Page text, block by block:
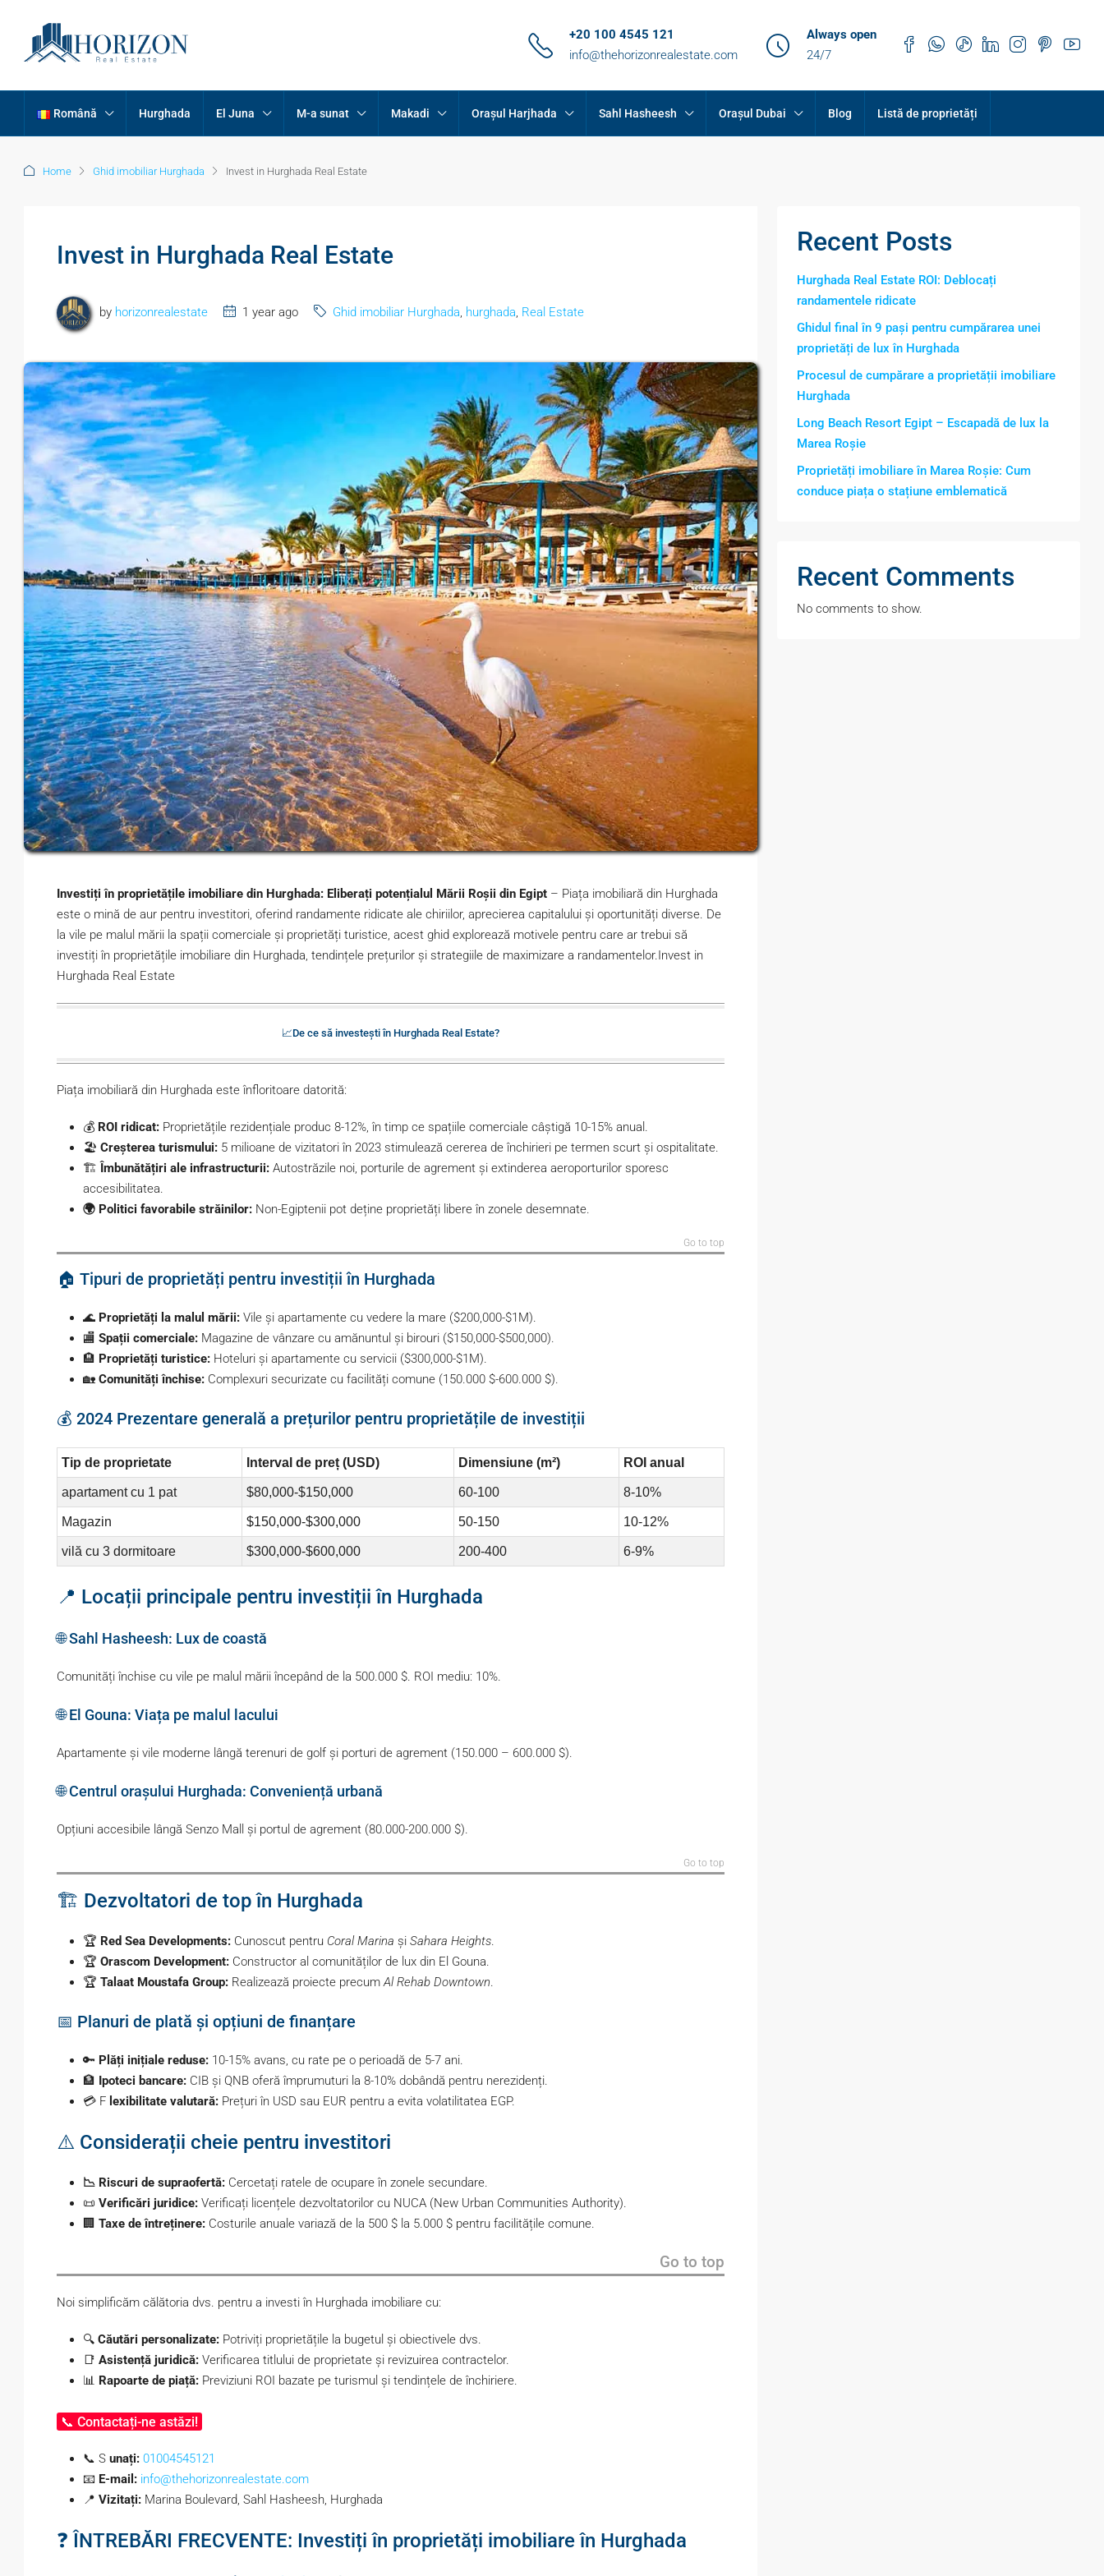
+20 100 4545 121
info@thehorizonrealestate.com
Always open
24/7
Română Hurghada El Juna M-a sunat Makadi Orașul Harjhada Sahl Hasheesh Orașul Dubai Blog Listă de proprietăți
Home Ghid imobiliar Hurghada Invest in Hurghada Real Estate
Invest in Hurghada Real Estate
by horizonrealestate 1 year ago Ghid imobiliar Hurghada, hurghada, Real Estate
Investiți în proprietățile imobiliare din Hurghada: Eliberați potențialul Mării Roșii din Egipt – Piața imobiliară din Hurghada
este o mină de aur pentru investitori, oferind randamente ridicate ale chiriilor, aprecierea capitalului și oportunități diverse. De
la vile pe malul mării la spații comerciale și proprietăți turistice, acest ghid explorează motivele pentru care ar trebui să
investiți în proprietățile imobiliare din Hurghada, tendințele prețurilor și strategiile de maximizare a randamentelor.Invest in
Hurghada Real Estate
📈De ce să investești în Hurghada Real Estate?
Piața imobiliară din Hurghada este înfloritoare datorită:
💰 ROI ridicat: Proprietățile rezidențiale produc 8-12%, în timp ce spațiile comerciale câștigă 10-15% anual.
🏖️ Creșterea turismului: 5 milioane de vizitatori în 2023 stimulează cererea de închirieri pe termen scurt și ospitalitate.
🏗️ Îmbunătățiri ale infrastructurii: Autostrăzile noi, porturile de agrement și extinderea aeroporturilor sporesc
accesibilitatea.
🌍 Politici favorabile străinilor: Non-Egiptenii pot deține proprietăți libere în zonele desemnate.
Go to top
🏠 Tipuri de proprietăți pentru investiții în Hurghada
🌊 Proprietăți la malul mării: Vile și apartamente cu vedere la mare ($200,000-$1M).
🏬 Spații comerciale: Magazine de vânzare cu amănuntul și birouri ($150,000-$500,000).
🏨 Proprietăți turistice: Hoteluri și apartamente cu servicii ($300,000-$1M).
🏡 Comunități închise: Complexuri securizate cu facilități comune (150.000 $-600.000 $).
💰 2024 Prezentare generală a prețurilor pentru proprietățile de investiții
Tip de proprietate Interval de preț (USD) Dimensiune (m²) ROI anual
apartament cu 1 pat $80,000-$150,000 60-100 8-10%
Magazin $150,000-$300,000 50-150 10-12%
vilă cu 3 dormitoare $300,000-$600,000 200-400 6-9%
📍 Locații principale pentru investiții în Hurghada
🌐 Sahl Hasheesh: Lux de coastă
Comunități închise cu vile pe malul mării începând de la 500.000 $. ROI mediu: 10%.
🌐 El Gouna: Viața pe malul lacului
Apartamente și vile moderne lângă terenuri de golf și porturi de agrement (150.000 – 600.000 $).
🌐 Centrul orașului Hurghada: Conveniență urbană
Opțiuni accesibile lângă Senzo Mall și portul de agrement (80.000-200.000 $).
Go to top
🏗️ Dezvoltatori de top în Hurghada
🏆 Red Sea Developments: Cunoscut pentru Coral Marina și Sahara Heights.
🏆 Orascom Development: Constructor al comunităților de lux din El Gouna.
🏆 Talaat Moustafa Group: Realizează proiecte precumAl Rehab Downtown.
📅 Planuri de plată și opțiuni de finanțare
🔑 Plăți inițiale reduse: 10-15% avans, cu rate pe o perioadă de 5-7 ani.
🏦 Ipoteci bancare: CIB și QNB oferă împrumuturi la 8-10% dobândă pentru nerezidenți.
💳 F lexibilitate valutară: Prețuri în USD sau EUR pentru a evita volatilitatea EGP.
⚠️ Considerații cheie pentru investitori
📉 Riscuri de supraofertă: Cercetați ratele de ocupare în zonele secundare.
📜 Verificări juridice: Verificați licențele dezvoltatorilor cu NUCA (New Urban Communities Authority).
🏢 Taxe de întreținere: Costurile anuale variază de la 500 $ la 5.000 $ pentru facilitățile comune.
Go to top
Noi simplificăm călătoria dvs. pentru a investi în Hurghada imobiliare cu:
🔍 Căutări personalizate: Potriviți proprietățile la bugetul și obiectivele dvs.
📑 Asistență juridică: Verificarea titlului de proprietate și revizuirea contractelor.
📊 Rapoarte de piață: Previziuni ROI bazate pe turismul și tendințele de închiriere.
📞 Contactați-ne astăzi!
📞 S unați: 01004545121
📧 E-mail: info@thehorizonrealestate.com
📍 Vizitați: Marina Boulevard, Sahl Hasheesh, Hurghada
❓ ÎNTREBĂRI FRECVENTE: Investiți în proprietăți imobiliare în Hurghada
Recent Posts
Hurghada Real Estate ROI: Deblocați
randamentele ridicate
Ghidul final în 9 pași pentru cumpărarea unei
proprietăți de lux în Hurghada
Procesul de cumpărare a proprietății imobiliare
Hurghada
Long Beach Resort Egipt – Escapadă de lux la
Marea Roșie
Proprietăți imobiliare în Marea Roșie: Cum
conduce piața o stațiune emblematică
Recent Comments
No comments to show.